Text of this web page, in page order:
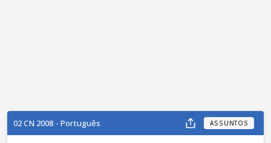
02 CN 2008 - Português ASSUNTOS